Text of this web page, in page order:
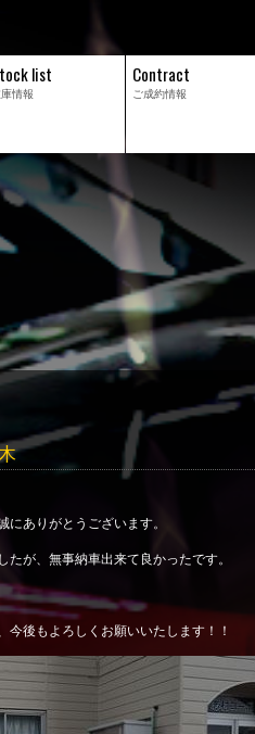
list
情報
Contract
ご成約情報
にありがとうございます。
が、無事納車出来て良かったです。
今後もよろしくお願いいたします！！